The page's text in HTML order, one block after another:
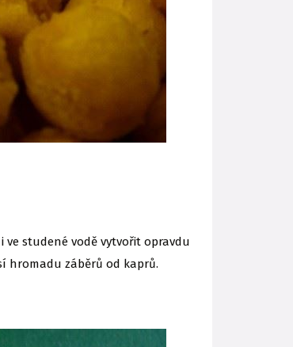
studené vodě vytvořit opravdu
hromadu záběrů od kaprů.